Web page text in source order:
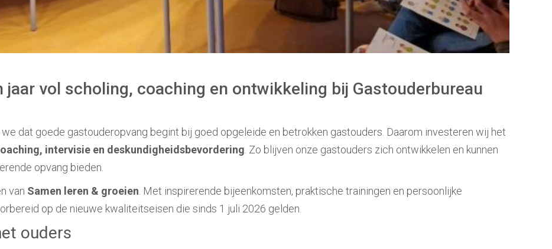
jaar vol scholing, coaching en ontwikkeling bij Gastouderbureau
dat goede gastouderopvang begint bij goed opgeleide en betrokken gastouders. Daarom investeren wij het
intervisie en deskundigheidsbevordering . Zo blijven onze gastouders zich ontwikkelen en kunnen
opvang bieden.
van Samen leren & groeien . Met inspirerende bijeenkomsten, praktische trainingen en persoonlijke
op de nieuwe kwaliteitseisen die sinds 1 juli 2026 gelden.
ouders